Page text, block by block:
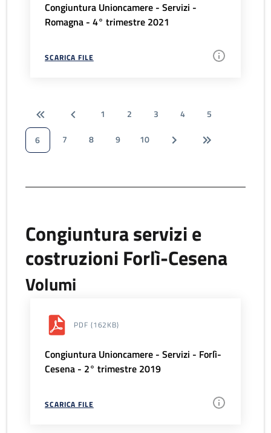
Congiuntura Unioncamere - Servizi -
Romagna - 4° trimestre 2021
SCARICA FILE
1 2 3 4
5
6
7 8 9 10
Congiuntura servizi e
costruzioni Forlì-Cesena
Volumi
PDF (162KB)
Congiuntura Unioncamere - Servizi - Forlì-
Cesena - 2° trimestre 2019
SCARICA FILE